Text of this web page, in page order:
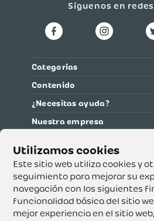
Este sitio web utiliza cookies y
seguimiento para mejorar su
navegación con los siguientes
funcionalidad básica del sitio
mejor experiencia en el sitio web,
Síguenos en
Categorías
Contenido
¿Necesitas ayuda?
Nuestra empresa
Supertiendas y Drogería Olímpica
Dirección de notificación: Calle 53
Teléfono: 3232540999